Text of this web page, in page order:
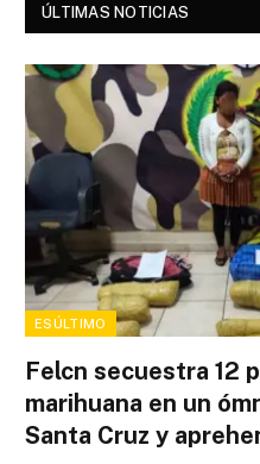
ÚLTIMAS NOTICIAS
ESÚLTIMO
Felcn secuestra 12
marihuana en un
Santa Cruz y